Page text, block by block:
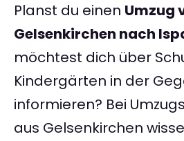
Planst du einen Umzug
Gelsenkirchen nach
möchtest dich über
Kindergärten in der
informieren? Bei
aus Gelsenkirchen